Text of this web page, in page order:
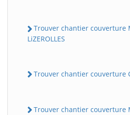
Trouver chantier couverture
LiZEROLLES
Trouver chantier couverture
Trouver chantier couverture